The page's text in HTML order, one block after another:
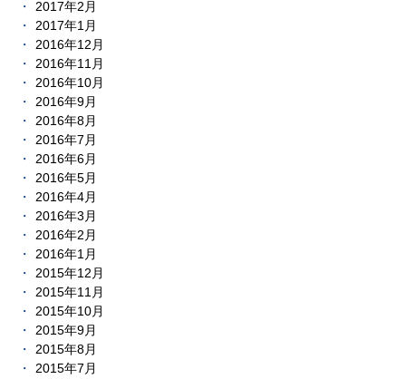
2017年2月
2017年1月
2016年12月
2016年11月
2016年10月
2016年9月
2016年8月
2016年7月
2016年6月
2016年5月
2016年4月
2016年3月
2016年2月
2016年1月
2015年12月
2015年11月
2015年10月
2015年9月
2015年8月
2015年7月